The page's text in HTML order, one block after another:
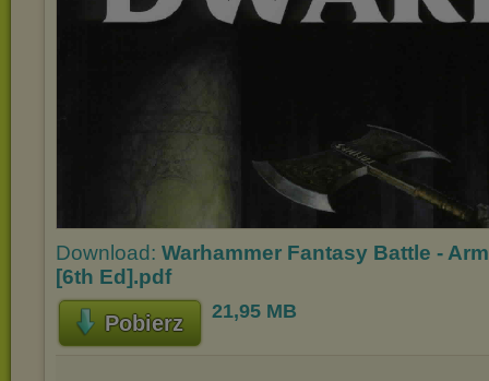
Download: Warhammer Fantasy Battle -
[6th Ed].pdf
Pobierz 21,95 MB